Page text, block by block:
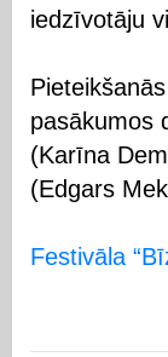
iedzīvotāju
pasākumos
(Karīna
(Edgars
Festivāla